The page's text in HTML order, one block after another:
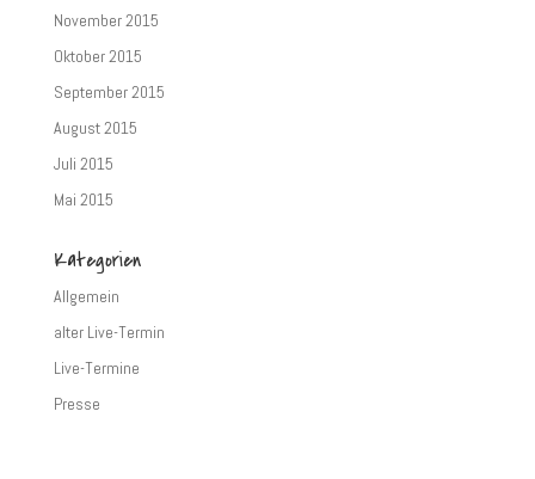
November 2015
Oktober 2015
September 2015
August 2015
Juli 2015
Mai 2015
Kategorien
Allgemein
alter Live-Termin
Live-Termine
Presse